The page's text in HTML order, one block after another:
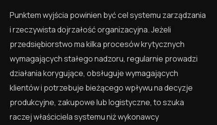
Punktem wyjścia powinien być cel systemu zarządzania
i rzeczywista dojrzałość organizacyjna. Jeżeli
przedsiębiorstwo ma kilka procesów krytycznych
wymagających stałego nadzoru, regularnie prowadzi
działania korygujące, obsługuje wymagających
klientów i potrzebuje bieżącego wpływu na decyzje
produkcyjne, zakupowe lub logistyczne, to szuka
raczej właściciela systemu niż wykonawcy